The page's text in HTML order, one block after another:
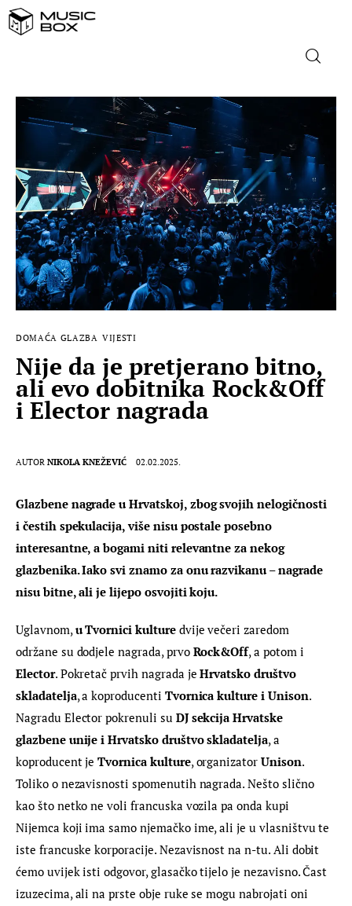
NASLOVNICA
DOMAĆA GLAZBA
STRANA GLAZBA
FILM
MUSIC BOX
DOMAĆA GLAZBA VIJESTI
Nije da je pretjerano bitno,
ali evo dobitnika Rock&Off
i Elector nagrada
AUTOR NIKOLA KNEŽEVIĆ 02.02.2025.
Glazbene nagrade u Hrvatskoj, zbog svojih nelogičnosti
i čestih spekulacija, više nisu postale posebno
interesantne, a bogami niti relevantne za nekog
glazbenika. Iako svi znamo za onu razvikanu – nagrade
nisu bitne, ali je lijepo osvojiti koju.
Uglavnom, u Tvornici kulture dvije večeri zaredom
održane su dodjele nagrada, prvo Rock&Off, a potom i
Elector. Pokretač prvih nagrada je Hrvatsko društvo
skladatelja, a koproducenti Tvornica kulture i Unison.
Nagradu Elector pokrenuli su DJ sekcija Hrvatske
glazbene unije i Hrvatsko društvo skladatelja, a
koproducent je Tvornica kulture, organizator Unison.
Toliko o nezavisnosti spomenutih nagrada. Nešto slično
kao što netko ne voli francuska vozila pa onda kupi
Nijemca koji ima samo njemačko ime, ali je u vlasništvu te
iste francuske korporacije. Nezavisnost na n-tu. Ali dobit
ćemo uvijek isti odgovor, glasačko tijelo je nezavisno. Čast
izuzecima, ali na prste obje ruke se mogu nabrojati oni